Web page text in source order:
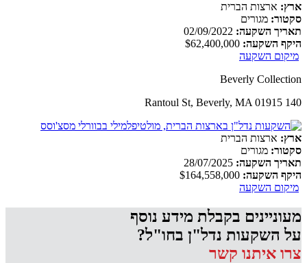
ארץ: ארצות הברית
סקטור: מגורים
תאריך השקעה:
היקף השקעה:
מיקום השקעה
Beverly Collection
140 Rantoul St, Beverly, MA 01915
ארץ: ארצות הברית
סקטור: מגורים
תאריך השקעה:
היקף השקעה:
מיקום השקעה
מעוניינים בקבלת מידע נוסף
על השקעות נדל"ן בחו"ל?
צרו איתנו קשר